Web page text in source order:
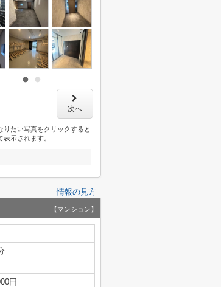
次へ
たい写真をクリックすると
表示されます。
情報の見方
【マンション】
円